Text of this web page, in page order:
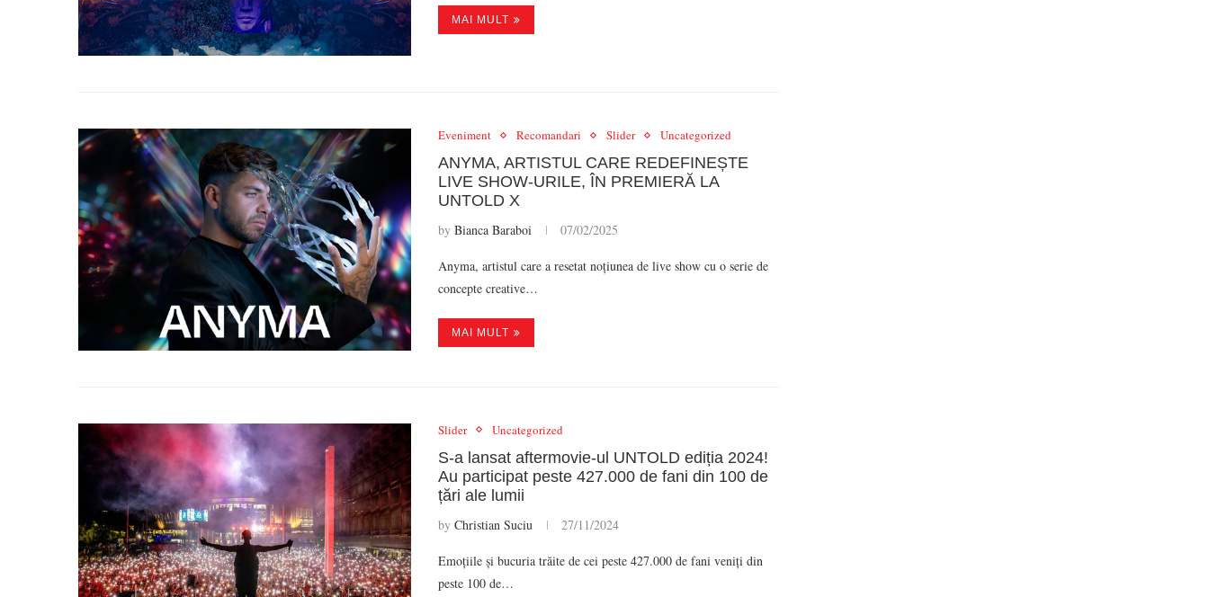
MAI MULT
Eveniment Recomandari Slider Uncategorized
ANYMA, ARTISTUL CARE REDEFINEȘTE
LIVE SHOW-URILE, ÎN PREMIERĂ LA
UNTOLD X
by Bianca Baraboi 07/02/2025
Anyma, artistul care a resetat noțiunea de live show cu o serie de
concepte creative…
MAI MULT
Slider Uncategorized
S-a lansat aftermovie-ul UNTOLD ediția 2024!
Au participat peste 427.000 de fani din 100 de
țări ale lumii
by Christian Suciu 27/11/2024
Emoțiile și bucuria trăite de cei peste 427.000 de fani veniți din
peste 100 de…